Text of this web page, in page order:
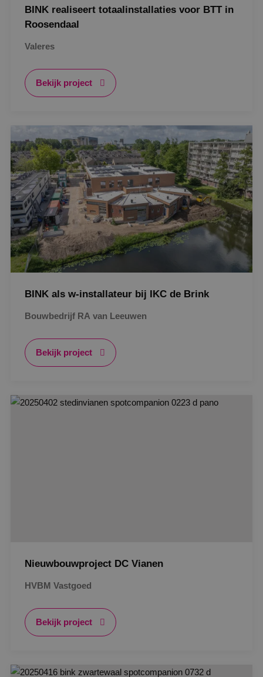
BINK realiseert totaalinstallaties voor BTT in
Roosendaal
Valeres
Bekijk project
BINK als w-installateur bij IKC de Brink
Bouwbedrijf RA van Leeuwen
Bekijk project
Nieuwbouwproject DC Vianen
HVBM Vastgoed
Bekijk project